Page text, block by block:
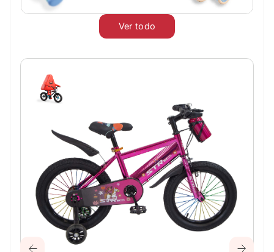
Ver todo